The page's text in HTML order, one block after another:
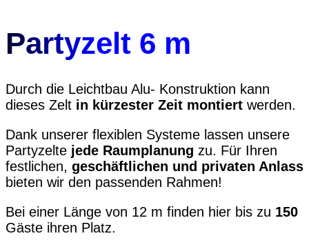
Partyzelt 6 m
Durch die Leichtbau Alu- Konstruktion kann
dieses Zelt in kürzester Zeit montiert werden.
Dank unserer flexiblen Systeme lassen unsere
Partyzelte jede Raumplanung zu. Für Ihren
festlichen, geschäftlichen und privaten Anlass
bieten wir den passenden Rahmen!
Bei einer Länge von 12 m finden hier bis zu 150
Gäste ihren Platz.